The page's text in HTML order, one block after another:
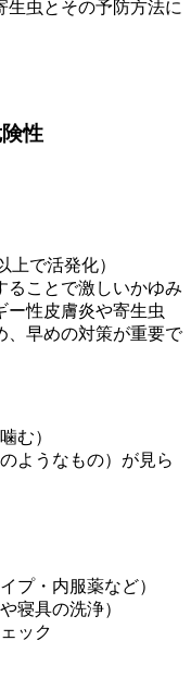
生虫とその予防方法に
性
で活発化）
ることで激しいかゆみ
ー性皮膚炎や寄生虫
、早めの対策が重要で
む）
ようなもの）が見ら
プ・内服薬など）
寝具の洗浄）
ック